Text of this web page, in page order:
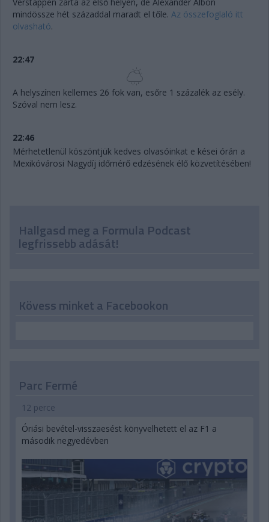
mindössze hét századdal maradt el tőle. Az összefoglaló itt
olvasható.
22:47
A helyszínen kellemes 26 fok van, esőre 1 százalék az esély.
Szóval nem lesz.
22:46
Mérhetetlenül köszöntjük kedves olvasóinkat e kései órán a
Mexikóvárosi Nagydíj időmérő edzésének élő közvetítésében!
Hallgasd meg a Formula Podcast
legfrissebb adását!
Kövess minket a Facebookon
Parc Fermé
12 perce
Óriási bevétel-visszaesést könyvelhetett el az F1 a
második negyedévben